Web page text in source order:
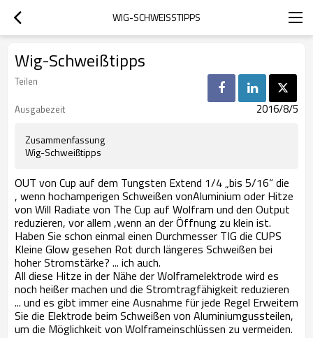
WIG-SCHWEISSTIPPS
Wig-Schweißtipps
Teilen
Ausgabezeit
2016/8/5
Zusammenfassung
Wig-Schweißtipps
OUT von Cup auf dem Tungsten Extend 1/4 „bis 5/16“ die
, wenn hochamperigen Schweißen vonAluminium oder Hitze
von Will Radiate von The Cup auf Wolfram und den Output
reduzieren, vor allem ,wenn an der Öffnung zu klein ist.
Haben Sie schon einmal einen Durchmesser TIG die CUPS
Kleine Glow gesehen Rot durch längeres Schweißen bei
hoher Stromstärke? ... ich auch.
All diese Hitze in der Nähe der Wolframelektrode wird es
noch heißer machen und die Stromtragfähigkeit reduzieren
... und es gibt immer eine Ausnahme für jede Regel Erweitern
Sie die Elektrode beim Schweißen von Aluminiumgussteilen,
um die Möglichkeit von Wolframeinschlüssen zu vermeiden.